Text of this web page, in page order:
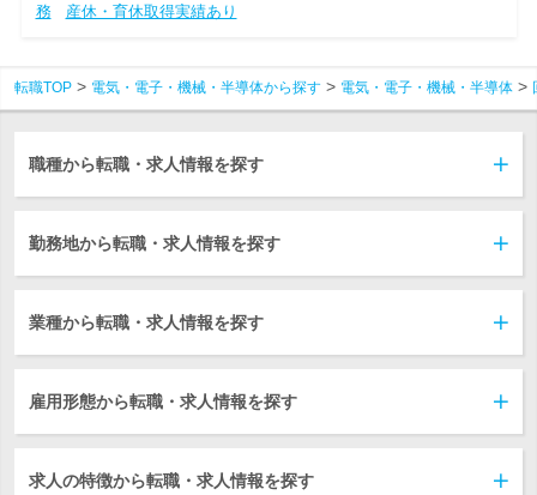
務
産休・育休取得実績あり
転職TOP 電気・電子・機械・半導体から探す 電気・電子・機械・半導体
職種から転職・求人情報を探す
勤務地から転職・求人情報を探す
業種から転職・求人情報を探す
雇用形態から転職・求人情報を探す
求人の特徴から転職・求人情報を探す